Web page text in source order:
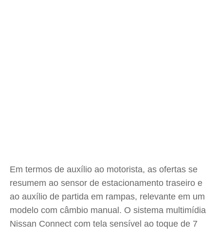
Em termos de auxílio ao motorista, as ofertas se
resumem ao sensor de estacionamento traseiro e
ao auxílio de partida em rampas, relevante em um
modelo com câmbio manual. O sistema multimídia
Nissan Connect com tela sensível ao toque de 7